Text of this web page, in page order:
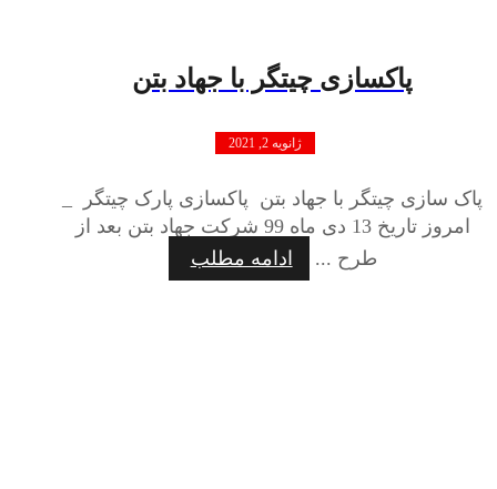
پاکسازی چیتگر با جهاد بتن
ژانویه 2, 2021
پاک سازی چیتگر با جهاد بتن پاکسازی پارک چیتگر _
امروز تاریخ 13 دی ماه 99 شرکت جهاد بتن بعد از
طرح ...
ادامه مطلب